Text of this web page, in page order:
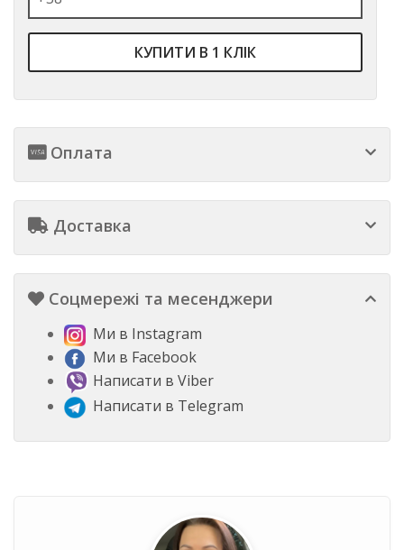
КУПИТИ В 1 КЛІК
Оплата
Доставка
Соцмережі та месенджери
Ми в Instagram
Ми в Facebook
Написати в Viber
Написати в Telegram